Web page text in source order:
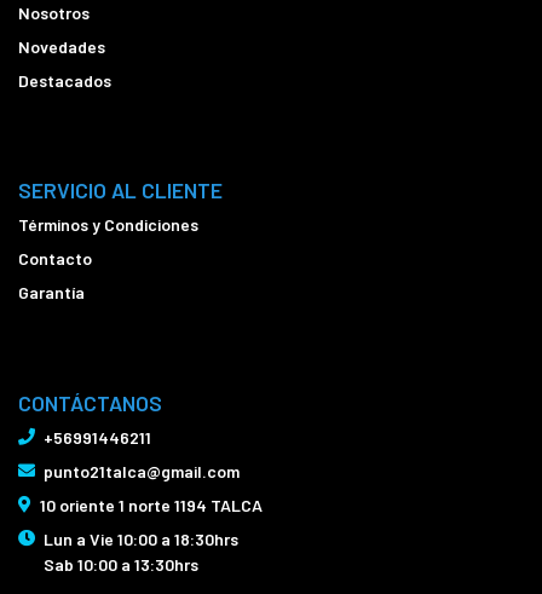
Nosotros
Novedades
Destacados
SERVICIO AL CLIENTE
Términos y Condiciones
Contacto
Garantía
CONTÁCTANOS
+56991446211
punto21talca@gmail.com
10 oriente 1 norte 1194 TALCA
Lun a Vie 10:00 a 18:30hrs
Sab 10:00 a 13:30hrs